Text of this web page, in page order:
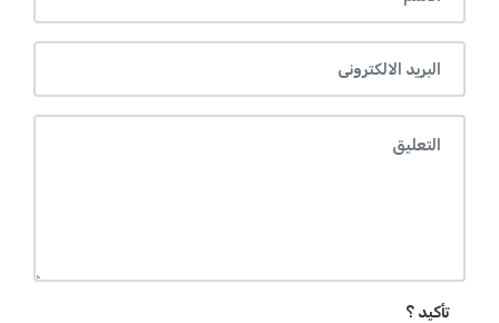
تأكيد ؟